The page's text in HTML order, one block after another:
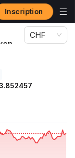
Inscription
Token APLD
CHF